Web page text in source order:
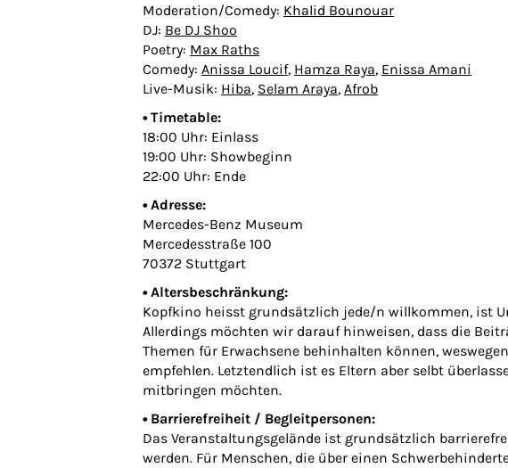
Moderation/Comedy: Khalid Bounouar
DJ: Be DJ Shoo
Poetry: Max Raths
Comedy: Anissa Loucif, Hamza Raya, Enissa Amani
Live-Musik: Hiba, Selam Araya, Afrob
• Timetable:
18:00 Uhr: Einlass
19:00 Uhr: Showbeginn
22:00 Uhr: Ende
• Adresse:
Mercedes-Benz Museum
Mercedesstraße 100
70372 Stuttgart
• Altersbeschränkung:
Kopfkino heisst grundsätzlich jede/n willkommen, ist
Allerdings möchten wir darauf hinweisen, dass die
Themen für Erwachsene behinhalten können,
empfehlen. Letztendlich ist es Eltern aber selbt
mitbringen möchten.
• Barrierefreiheit / Begleitpersonen:
Das Veranstaltungsgelände ist grundsätzlich
werden. Für Menschen, die über einen